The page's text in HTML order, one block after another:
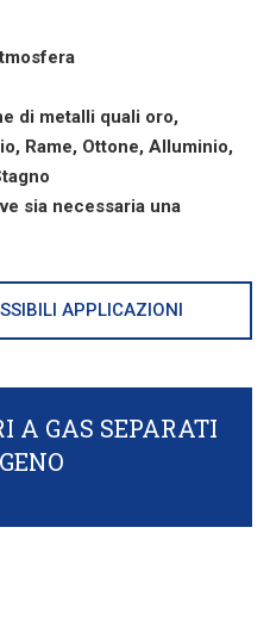
di metalli quali oro,
Rame, Ottone, Alluminio,
sia necessaria una
APPLICAZIONI
A GAS SEPARATI